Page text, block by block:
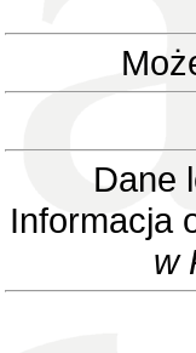
Dane
Informacja
w